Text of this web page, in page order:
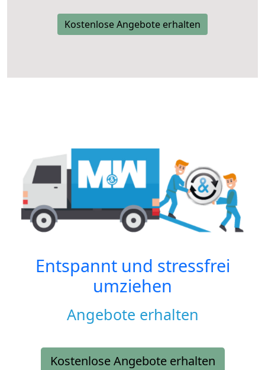
Kostenlose Angebote erhalten
Entspannt und stressfrei
umziehen
Angebote erhalten
Kostenlose Angebote erhalten